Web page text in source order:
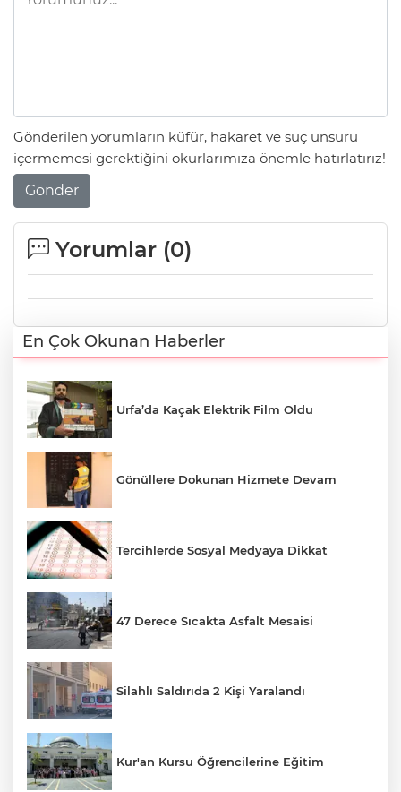
Gönderilen yorumların küfür, hakaret ve suç unsuru
içermemesi gerektiğini okurlarımıza önemle hatırlatırız!
Gönder
Yorumlar (0)
En Çok Okunan Haberler
Urfa’da Kaçak Elektrik Film Oldu
Gönüllere Dokunan Hizmete Devam
Tercihlerde Sosyal Medyaya Dikkat
47 Derece Sıcakta Asfalt Mesaisi
Silahlı Saldırıda 2 Kişi Yaralandı
Kur'an Kursu Öğrencilerine Eğitim